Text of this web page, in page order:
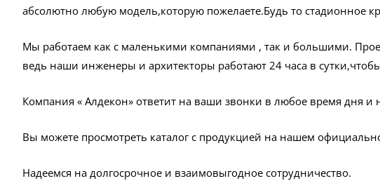
абсолютно любую модель,которую пожелаете.Будь то стадионное
Мы работаем как с маленькими компаниями , так и большими.
ведь наши инженеры и архитекторы работают 24 часа в
Компания « Алдекон» ответит на ваши звонки в любое время дня и
Вы можете просмотреть каталог с продукцией на нашем
Надеемся на долгосрочное и взаимовыгодное сотрудничество.